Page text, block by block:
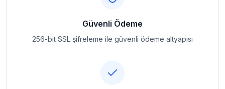
Güvenli Ödeme
256-bit SSL şifreleme ile güvenli ödeme altyapısı